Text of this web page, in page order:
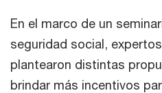
En el marco de un
seguridad social,
plantearon distintas
brindar más incentivos